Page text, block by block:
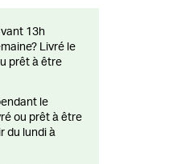
Livré le
prêt à être
ou prêt à être
du lundi à